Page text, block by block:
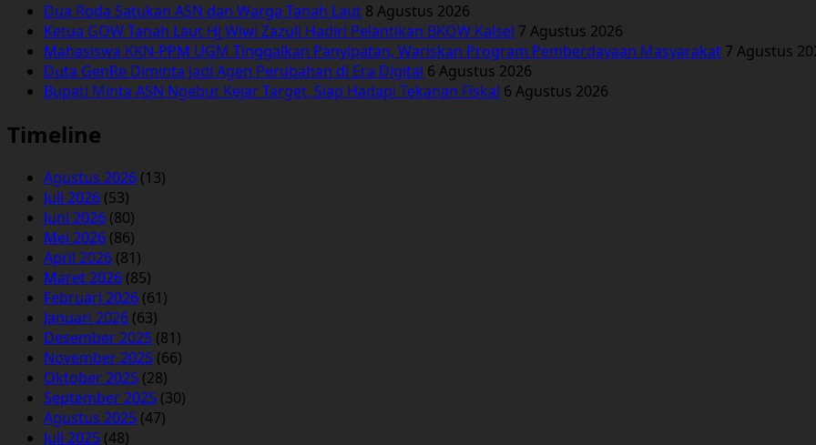
Dua Roda Satukan ASN dan Warga Tanah Laut 8 Agustus 2026
Ketua GOW Tanah Laut Hj Wiwi Zazuli Hadiri Pelantikan BKOW Kalsel 7 Agustus 2026
Mahasiswa KKN-PPM UGM Tinggalkan Panyipatan, Wariskan Program Pemberdayaan Masyarakat 7 Agustus
Duta GenRe Diminta Jadi Agen Perubahan di Era Digital 6 Agustus 2026
Bupati Minta ASN Ngebut Kejar Target, Siap Hadapi Tekanan Fiskal 6 Agustus 2026
Timeline
Agustus 2026 (13)
Juli 2026 (53)
Juni 2026 (80)
Mei 2026 (86)
April 2026 (81)
Maret 2026 (85)
Februari 2026 (61)
Januari 2026 (63)
Desember 2025 (81)
November 2025 (66)
Oktober 2025 (28)
September 2025 (30)
Agustus 2025 (47)
Juli 2025 (48)